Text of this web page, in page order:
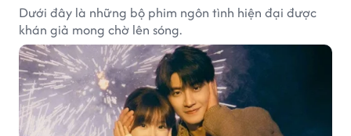
Dưới đây là những bộ phim ngôn tình hiện đại được
khán giả mong chờ lên sóng.